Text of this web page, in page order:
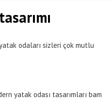
odaları sizleri çok mutlu
yatak odası tasarımları bam